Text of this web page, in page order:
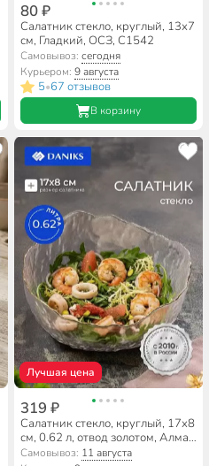
80 ₽
Салатник стекло, круглый, 13х7
см, Гладкий, ОСЗ, С1542
Самовывоз: сегодня
Курьером: 9 августа
5•67 отзывов
В корзину
Лучшая цена
319 ₽
Салатник стекло, круглый, 17х8
см, 0.62 л, отвод золотом, Алмаз,
Daniks, B150104/Y4-9203
Самовывоз: 11 августа